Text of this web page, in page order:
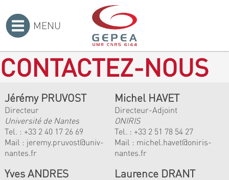
MENU
CONTACTEZ-NOUS
Jérémy PRUVOST
Directeur
Université de Nantes
Tel. : +33 2 40 17 26 69
Mail : jeremy.pruvost@univ-
nantes.fr
Michel HAVET
Directeur-Adjoint
ONIRIS
Tel. : +33 2 51 78 54 27
Mail : michel.havet@oniris-
nantes.fr
Yves ANDRES Laurence DRANT